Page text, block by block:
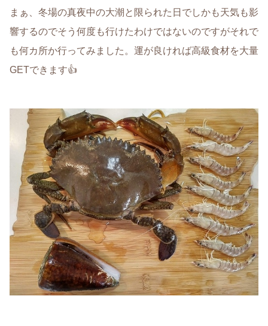
まぁ、冬場の真夜中の大潮と限られた日でしかも天気も影
響するのでそう何度も行けたわけではないのですがそれで
も何カ所か行ってみました。運が良ければ高級食材を大量
GETできます👍